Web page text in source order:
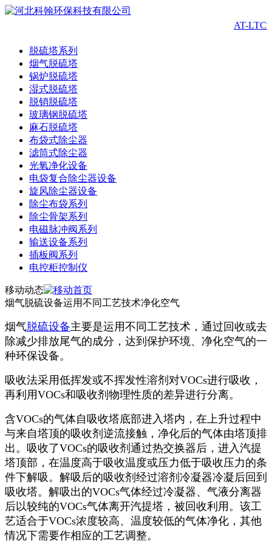
AT-LTC
脱硫塔系列
烟气脱硫塔
锅炉脱硫塔
湿式脱硫塔
脱销脱硫塔
玻璃钢脱硫塔
麻石脱硫塔
布袋式除尘器
滤筒式除尘器
光氧净化设备
电袋复合除尘器设备
旋风除尘器设备
除尘布袋系列
除尘骨架系列
电磁脉冲阀系列
输送设备系列
插板阀系列
电控柜控制仪
移动动态
烟气脱硫设备运用不同工艺技术净化空气
烟气脱硫设备主要是运用不同工艺技术，通过回收或去
除减少排放尾气的成分，达到保护环境、净化空气的一
种环保设备。
吸收法采用低挥发或不挥发性溶剂对VOCs进行吸收，
再利用VOCs和吸收剂物理性质的差异进行分离。
含VOCs的气体自吸收塔底部进入塔内，在上升过程中
与来自塔顶的吸收剂逆流接触，净化后的气体由塔顶排
出。吸收了VOCs的吸收剂通过热交换器后，进入汽提
塔顶部，在温度高于吸收温度或压力低于吸收压力的条
件下解吸。解吸后的吸收剂经过溶剂冷凝器冷凝后回到
吸收塔。解吸出的VOCs气体经过冷凝器、气液分离器
后以较纯的VOCs气体离开汽提塔，被回收利用。该工
艺适合于VOCs浓度较高、温度较低的气体净化，其他
情况下需要作相应的工艺调整。